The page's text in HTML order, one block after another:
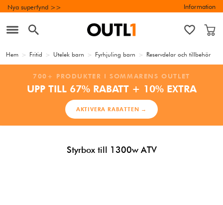
Nya superfynd >> Information
Hem > Fritid > Utelek barn > Fyrhjuling barn > Reservdelar och tillbehör
700+ PRODUKTER I SOMMARENS OUTLET
UPP TILL 67% RABATT + 10% EXTRA
AKTIVERA RABATTEN →
Styrbox till 1300w ATV